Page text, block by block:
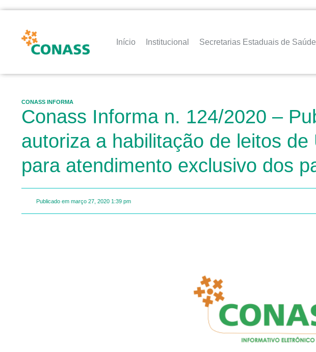
Início Institucional Secretarias Estaduais de Saúde
CONASS INFORMA
Conass Informa n. 124/2020 –
autoriza a habilitação de leitos
para atendimento exclusivo dos
Publicado em março 27, 2020 1:39 pm